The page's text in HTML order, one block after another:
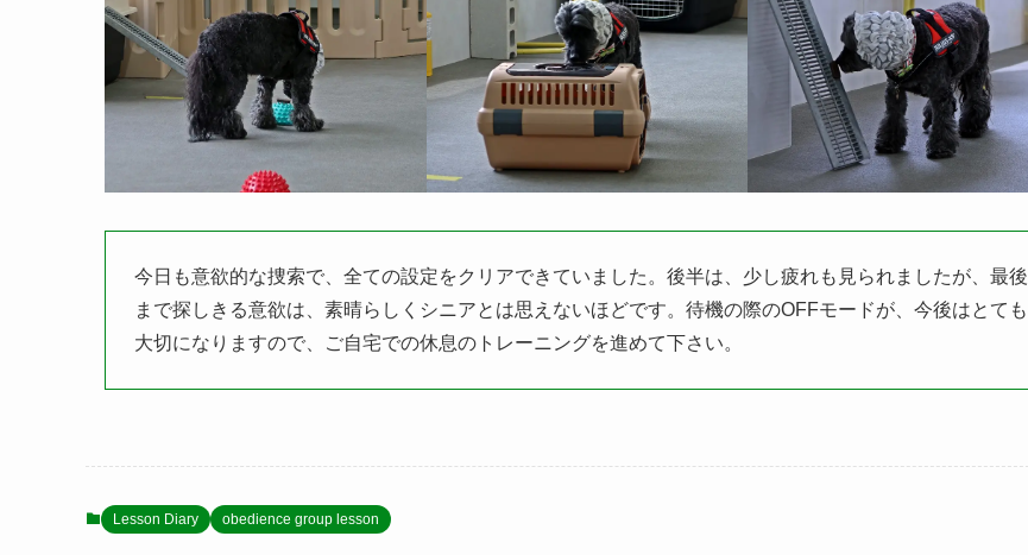
今日も意欲的な捜索で、全ての設定をクリアできていました。後半は、少し疲れも見られましたが、最後
まで探しきる意欲は、素晴らしくシニアとは思えないほどです。待機の際のOFFモードが、今後はとても
大切になりますので、ご自宅での休息のトレーニングを進めて下さい。
Lesson Diary obedience group lesson